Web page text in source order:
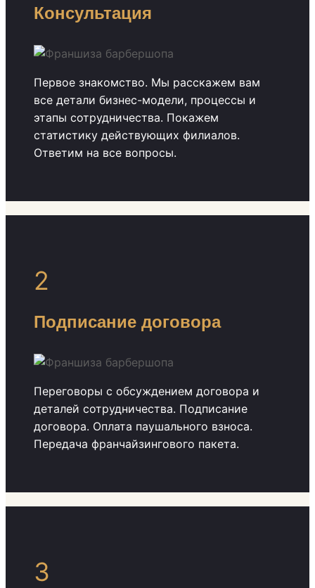
Консультация
Первое знакомство. Мы расскажем вам
все детали бизнес-модели, процессы и
этапы сотрудничества. Покажем
статистику действующих филиалов.
Ответим на все вопросы.
2
Подписание договора
Переговоры с обсуждением договора и
деталей сотрудничества. Подписание
договора. Оплата паушального взноса.
Передача франчайзингового пакета.
3